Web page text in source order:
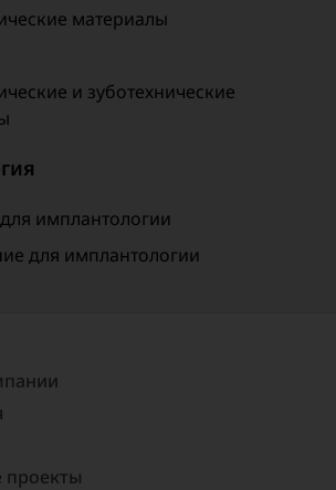
материалы
и зуботехнические
имплантологии
для имплантологии
проекты​